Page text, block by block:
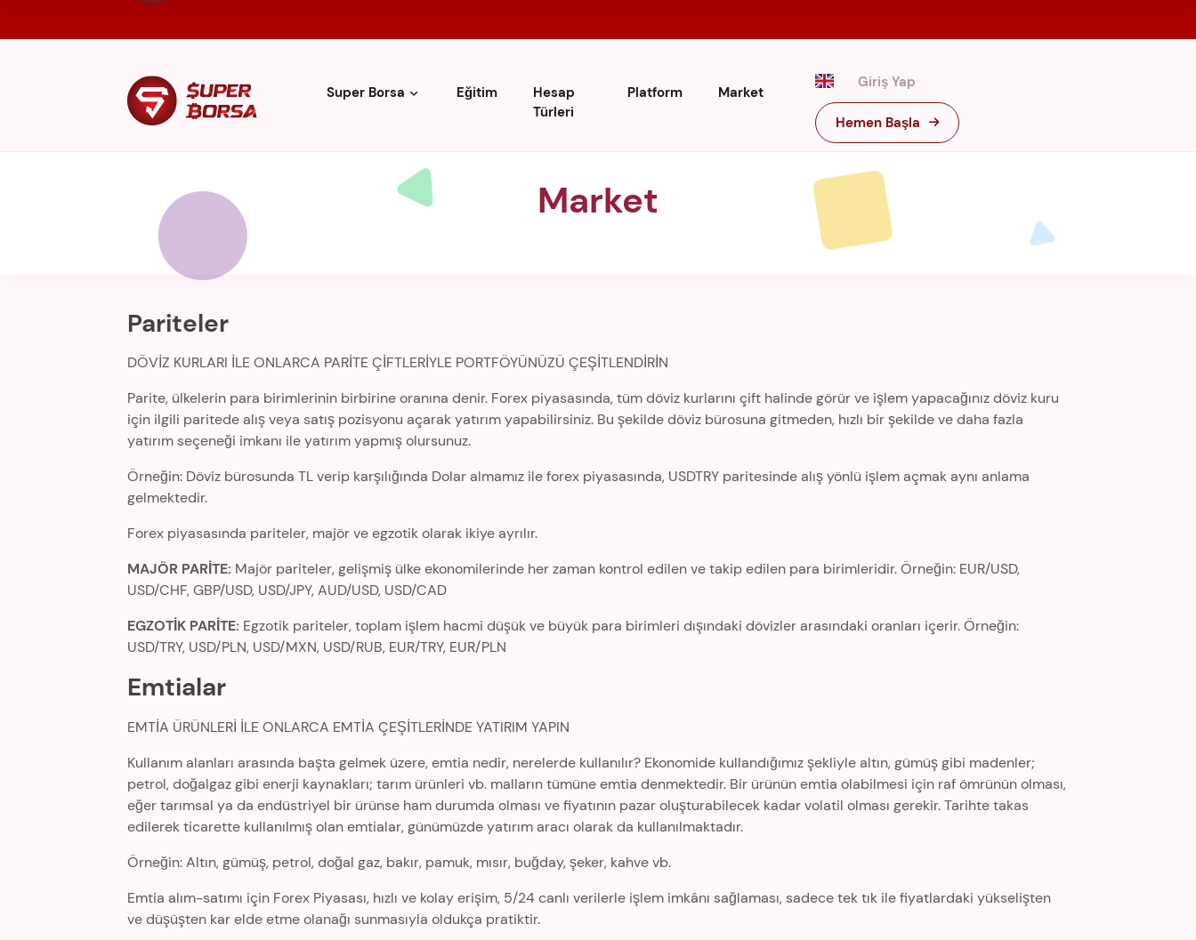
Super Borsa Eğitim
Hesap
Türleri
Platform Market
Giriş Yap
Hemen Başla
Market
Pariteler
DÖVİZ KURLARI İLE ONLARCA PARİTE ÇİFTLERİYLE PORTFÖYÜNÜZÜ ÇEŞİTLENDİRİN
Parite, ülkelerin para birimlerinin birbirine oranına denir. Forex piyasasında, tüm döviz kurlarını çift halinde görür ve işlem yapacağınız döviz kuru
için ilgili paritede alış veya satış pozisyonu açarak yatırım yapabilirsiniz. Bu şekilde döviz bürosuna gitmeden, hızlı bir şekilde ve daha fazla
yatırım seçeneği imkanı ile yatırım yapmış olursunuz.
Örneğin: Döviz bürosunda TL verip karşılığında Dolar almamız ile forex piyasasında, USDTRY paritesinde alış yönlü işlem açmak aynı anlama
gelmektedir.
Forex piyasasında pariteler, majör ve egzotik olarak ikiye ayrılır.
MAJÖR PARİTE: Majör pariteler, gelişmiş ülke ekonomilerinde her zaman kontrol edilen ve takip edilen para birimleridir. Örneğin: EUR/USD,
USD/CHF, GBP/USD, USD/JPY, AUD/USD, USD/CAD
EGZOTİK PARİTE: Egzotik pariteler, toplam işlem hacmi düşük ve büyük para birimleri dışındaki dövizler arasındaki oranları içerir. Örneğin:
USD/TRY, USD/PLN, USD/MXN, USD/RUB, EUR/TRY, EUR/PLN
Emtialar
EMTİA ÜRÜNLERİ İLE ONLARCA EMTİA ÇEŞİTLERİNDE YATIRIM YAPIN
Kullanım alanları arasında başta gelmek üzere, emtia nedir, nerelerde kullanılır? Ekonomide kullandığımız şekliyle altın, gümüş gibi madenler;
petrol, doğalgaz gibi enerji kaynakları; tarım ürünleri vb. malların tümüne emtia denmektedir. Bir ürünün emtia olabilmesi için raf ömrünün olması,
eğer tarımsal ya da endüstriyel bir ürünse ham durumda olması ve fiyatının pazar oluşturabilecek kadar volatil olması gerekir. Tarihte takas
edilerek ticarette kullanılmış olan emtialar, günümüzde yatırım aracı olarak da kullanılmaktadır.
Örneğin: Altın, gümüş, petrol, doğal gaz, bakır, pamuk, mısır, buğday, şeker, kahve vb.
Emtia alım-satımı için Forex Piyasası, hızlı ve kolay erişim, 5/24 canlı verilerle işlem imkânı sağlaması, sadece tek tık ile fiyatlardaki yükselişten
ve düşüşten kar elde etme olanağı sunmasıyla oldukça pratiktir.